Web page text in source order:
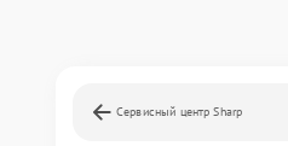
Сервисный центр Sharp